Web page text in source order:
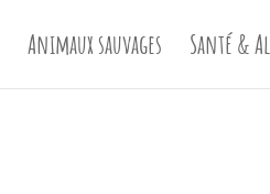
Animaux sauvages Santé &